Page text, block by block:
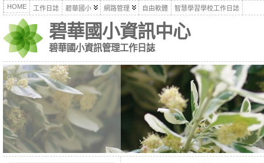
HOME 工作日誌 碧華國小 網路管理 自由軟體 智慧學習學校工作日誌
碧華國小資訊中心
碧華國小資訊管理工作日誌